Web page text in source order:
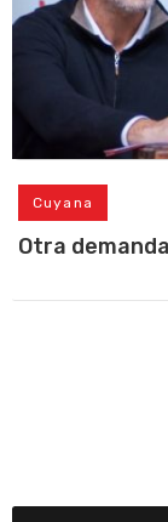
Cuyana
Otra demanda